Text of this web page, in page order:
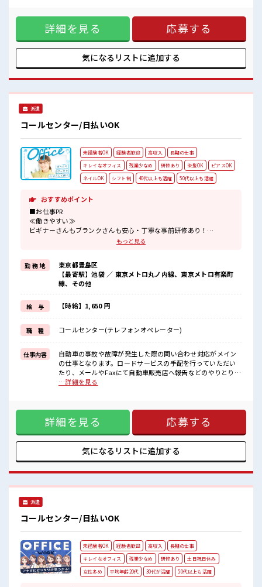
奇抜でなければ基本的に自由！ (規定有)≪未経験でも活躍で
きる≫ 新しいことにチャレンジするのは不安だけど、 しっか
り働く環境が整っています！ イチからスキルUP・ステップ
UP目指していきましょう！ ■職場の雰囲気 明るすぎたり奇抜
過ぎなければヘアカラーOK！ 休憩室完備でランチや休憩も充
実しそう♪ 職場にはロッカー完備！ 私物の置きすぎには注意
詳細を見る 応募する
気になるリストに追加する
派遣
コールセンター/日払いOK
未経験者OK 経験者歓迎 高収入
長期の仕事
キレイなオフィス
残業少なめ 研修あり 染髪OK
ピアスOK
ネイルOK
シフト制 40代以上も活躍 50代以上も活躍
おすすめポイント
■お仕事PR
≪働きやすい≫
ビギナーさんもブランクさんも安心・丁寧な事前研修あり！
場合によってはお願いすることもあります♪
≪ヘアカラーOKで自由な雰囲気の職場≫
明るすぎたり奇抜でなければ基本的に自由！
(規定有)≪未経験OKの仕事≫
新しいことにチャレンジするのは不安だけど、
しっかり働く環境が整っています！
イチからスキルUP・ステップUP目指していきましょう！
≪収入アップを目指せる≫
高時給だらけの派遣のお仕事です！
■職場の雰囲気
明るすぎたり奇抜過ぎなければヘアカラーOK！
残業は少なめ！
たまに残業するくらいなら…という方、
もっと見る
勤 務 地
東京都豊島区
【最寄駅】池袋 ／ 東京メトロ丸ノ内線、東京メトロ有楽町
線、その他
給 与 【時給】1,650 円
職 種 コールセンター(テレフォンオペレーター)
仕事内容
自動車の事故や故障が発生した際の問い合わせ対応がメイン
の仕事となります。ロードサービスの手配を行っていただい
たり、メールやFaxにて自動車販売店へ報告などのやりとりを
行います。 ■お仕事PR ≪働きやすい≫ ビギナーさんもブラン
ます♪ ≪ヘアカラーOKで自由な雰囲気の職場≫ 明るすぎた
り奇抜でなければ基本的に自由！ (規定有)≪未経験OKの仕事
≫ 新しいことにチャレンジするのは不安だけど、 しっかり働
く環境が整っています！ イチからスキルUP・ステップUP目
指していきましょう！ ≪収入アップを目指せる≫ 高時給だら
けの派遣のお仕事です！ ■職場の雰囲気 明るすぎたり奇抜過
くらいなら…という方、 応募お待ちしております！ 高収入も
バッチリ目指せますよ！
…詳細を見る
詳細を見る 応募する
気になるリストに追加する
派遣
コールセンター/日払いOK
未経験者OK 経験者歓迎 高収入
長期の仕事
キレイなオフィス
残業少なめ 研修あり
土日祝日休み
女性多め
平均年齢20代 30代が活躍 50代以上も活躍